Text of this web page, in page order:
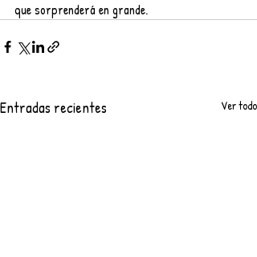
que sorprenderá en grande.
Entradas recientes Ver todo